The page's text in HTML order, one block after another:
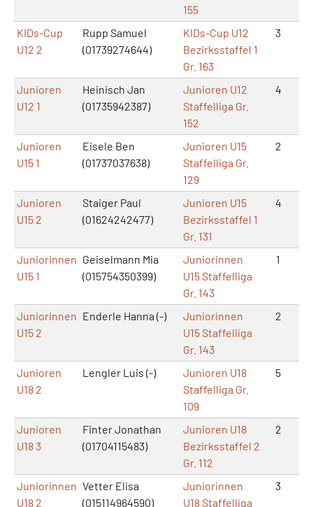
155
KIDs-Cup
U12 2
Rupp Samuel
(01739274644)
KIDs-Cup U12
Bezirksstaffel 1
Gr. 163
3
Junioren
U12 1
Heinisch Jan
(01735942387)
Junioren U12
Staffelliga Gr.
152
4
Junioren
U15 1
Eisele Ben
(01737037638)
Junioren U15
Staffelliga Gr.
129
2
Junioren
U15 2
Staiger Paul
(01624242477)
Junioren U15
Bezirksstaffel 1
Gr. 131
4
Juniorinnen
U15 1
Geiselmann Mia
(015754350399)
Juniorinnen
U15 Staffelliga
Gr. 143
1
Juniorinnen
U15 2
Enderle Hanna (-)
Juniorinnen
U15 Staffelliga
Gr. 143
2
Junioren
U18 2
Lengler Luis (-)
Junioren U18
Staffelliga Gr.
109
5
Junioren
U18 3
Finter Jonathan
(01704115483)
Junioren U18
Bezirksstaffel 2
Gr. 112
2
Juniorinnen
U18 2
Vetter Elisa
(015114964590)
Juniorinnen
U18 Staffelliga
3